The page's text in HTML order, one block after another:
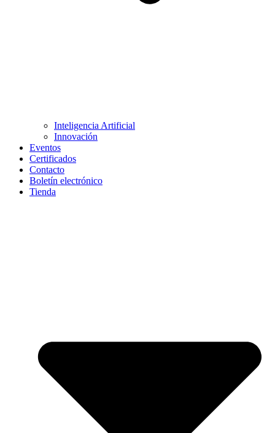
Inteligencia Artificial
Innovación
Eventos
Certificados
Contacto
Boletín electrónico
Tienda